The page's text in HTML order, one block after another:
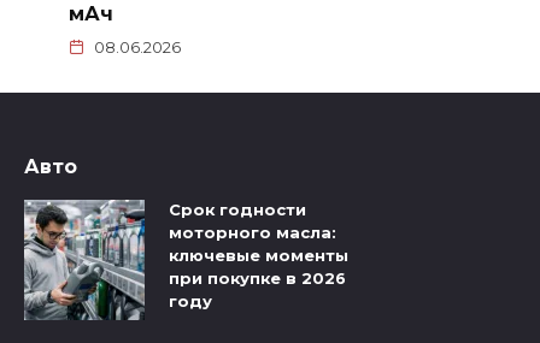
мАч
08.06.2026
Авто
Срок годности
моторного масла:
ключевые моменты
при покупке в 2026
году